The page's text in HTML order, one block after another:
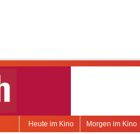
Morgen im Kino
Heute im Kino